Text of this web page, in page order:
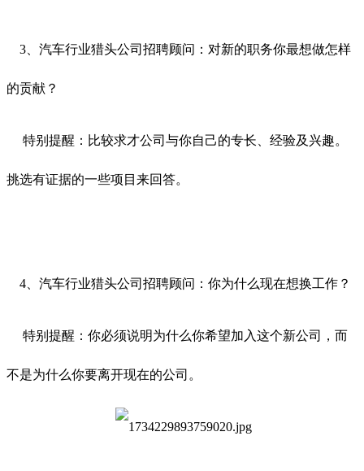
3、汽车行业猎头公司招聘顾问：对新的职务你最想做怎样
的贡献？
特别提醒：比较求才公司与你自己的专长、经验及兴趣。
挑选有证据的一些项目来回答。
4、汽车行业猎头公司招聘顾问：你为什么现在想换工作？
特别提醒：你必须说明为什么你希望加入这个新公司，而
不是为什么你要离开现在的公司。